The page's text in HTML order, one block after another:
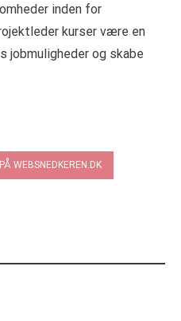
inden for
kurser være en
og skabe
WEBSNEDKEREN.DK